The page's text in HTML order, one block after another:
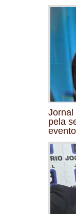
Jornal
pela